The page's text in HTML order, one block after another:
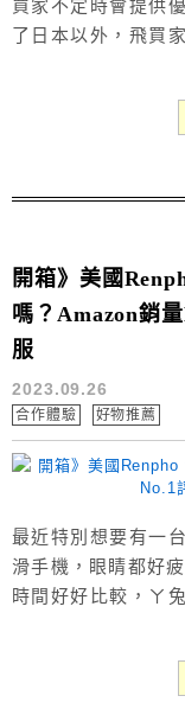
買家不定時會提供
了日本以外，飛買
卡、eSIM，本文
開箱》美國
嗎？Amazon銷
服
2023.09.26
合作體驗 好物推薦
最近特別想要有一
滑手機，眼睛都好
時間好好比較，ㄚ
真的很好用，讓人